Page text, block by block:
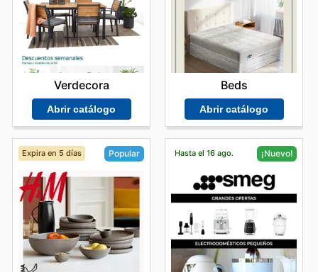
Verdecora
Abrir catálogo
Beds
Abrir catálogo
Expira en 5 días Popular Hasta el 16 ago. ¡Nuevo!